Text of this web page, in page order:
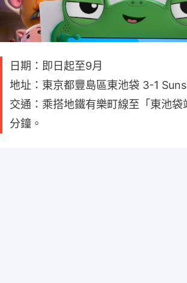
日期：即日起至9月
地址：東京都豐島區東池袋 3-1
交通：乘搭地鐵有樂町線至「東池
分鐘。